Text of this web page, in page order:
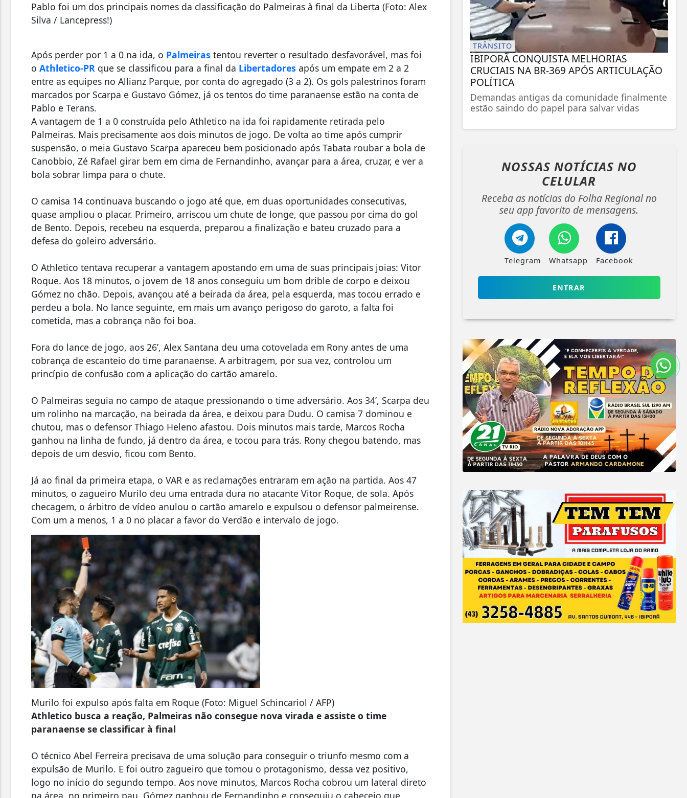
Pablo foi um dos principais nomes da classificação do Palmeiras à final da Liberta (Foto: Alex
Silva / Lancepress!)
Após perder por 1 a 0 na ida, o Palmeiras tentou reverter o resultado desfavorável, mas foi
o Athletico-PR que se classificou para a final da Libertadores após um empate em 2 a 2
entre as equipes no Allianz Parque, por conta do agregado (3 a 2). Os gols palestrinos foram
marcados por Scarpa e Gustavo Gómez, já os tentos do time paranaense estão na conta de
Pablo e Terans.
A vantagem de 1 a 0 construída pelo Athletico na ida foi rapidamente retirada pelo
Palmeiras. Mais precisamente aos dois minutos de jogo. De volta ao time após cumprir
suspensão, o meia Gustavo Scarpa apareceu bem posicionado após Tabata roubar a bola de
Canobbio, Zé Rafael girar bem em cima de Fernandinho, avançar para a área, cruzar, e ver a
bola sobrar limpa para o chute.
O camisa 14 continuava buscando o jogo até que, em duas oportunidades consecutivas,
quase ampliou o placar. Primeiro, arriscou um chute de longe, que passou por cima do gol
de Bento. Depois, recebeu na esquerda, preparou a finalização e bateu cruzado para a
defesa do goleiro adversário.
O Athletico tentava recuperar a vantagem apostando em uma de suas principais joias: Vitor
Roque. Aos 18 minutos, o jovem de 18 anos conseguiu um bom drible de corpo e deixou
Gómez no chão. Depois, avançou até a beirada da área, pela esquerda, mas tocou errado e
perdeu a bola. No lance seguinte, em mais um avanço perigoso do garoto, a falta foi
cometida, mas a cobrança não foi boa.
Fora do lance de jogo, aos 26’, Alex Santana deu uma cotovelada em Rony antes de uma
cobrança de escanteio do time paranaense. A arbitragem, por sua vez, controlou um
princípio de confusão com a aplicação do cartão amarelo.
O Palmeiras seguia no campo de ataque pressionando o time adversário. Aos 34’, Scarpa deu
um rolinho na marcação, na beirada da área, e deixou para Dudu. O camisa 7 dominou e
chutou, mas o defensor Thiago Heleno afastou. Dois minutos mais tarde, Marcos Rocha
ganhou na linha de fundo, já dentro da área, e tocou para trás. Rony chegou batendo, mas
depois de um desvio, ficou com Bento.
Já ao final da primeira etapa, o VAR e as reclamações entraram em ação na partida. Aos 47
minutos, o zagueiro Murilo deu uma entrada dura no atacante Vitor Roque, de sola. Após
checagem, o árbitro de vídeo anulou o cartão amarelo e expulsou o defensor palmeirense.
Com um a menos, 1 a 0 no placar a favor do Verdão e intervalo de jogo.
Murilo foi expulso após falta em Roque (Foto: Miguel Schincariol / AFP)
Athletico busca a reação, Palmeiras não consegue nova virada e assiste o time
paranaense se classificar à final
O técnico Abel Ferreira precisava de uma solução para conseguir o triunfo mesmo com a
expulsão de Murilo. E foi outro zagueiro que tomou o protagonismo, dessa vez positivo,
logo no início do segundo tempo. Aos nove minutos, Marcos Rocha cobrou um lateral direto
na área, no primeiro pau, Gómez ganhou de Fernandinho e conseguiu o cabeceio que
TRÂNSITO
IBIPORÃ CONQUISTA MELHORIAS
CRUCIAIS NA BR-369 APÓS ARTICULAÇÃO
POLÍTICA
Demandas antigas da comunidade finalmente
estão saindo do papel para salvar vidas
NOSSAS NOTÍCIAS NO
CELULAR
Receba as notícias do Folha Regional no
seu app favorito de mensagens.
Telegram Whatsapp Facebook
ENTRAR